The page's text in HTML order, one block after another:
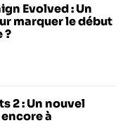
Evolved : Un
marquer le début
?
2 : Un nouvel
à